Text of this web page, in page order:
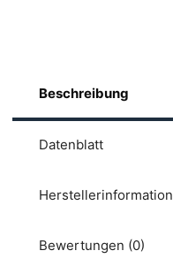
Beschreibung
Datenblatt
Herstellerinformation
Bewertungen (0)